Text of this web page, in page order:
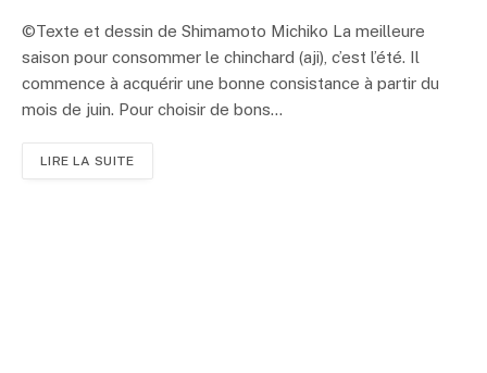
©Texte et dessin de Shimamoto Michiko La meilleure
saison pour consommer le chinchard (aji), c’est l’été. Il
commence à acquérir une bonne consistance à partir du
mois de juin. Pour choisir de bons...
LIRE LA SUITE